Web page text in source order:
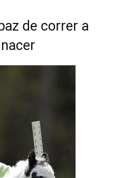
de correr a